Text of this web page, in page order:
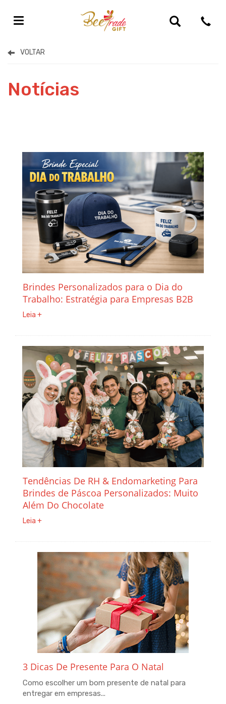
Início
Notícias
Brindes Personalizados para o Dia do
Trabalho: Estratégia para Empresas B2B
Leia +
Tendências De RH & Endomarketing Para
Brindes de Páscoa Personalizados: Muito
Além Do Chocolate
Leia +
3 Dicas De Presente Para O Natal
Como escolher um bom presente de natal para
entregar em empresas...